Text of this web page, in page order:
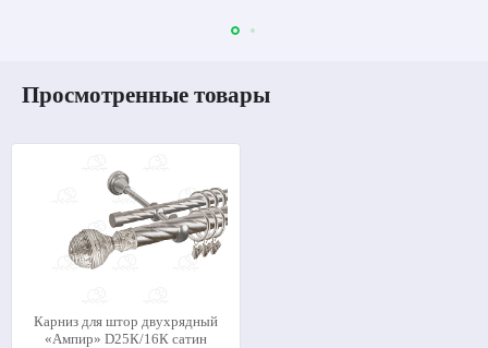
Просмотренные товары
Карниз для штор двухрядный
«Ампир» D25К/16К сатин